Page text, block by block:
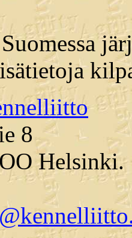
8
Helsinki.